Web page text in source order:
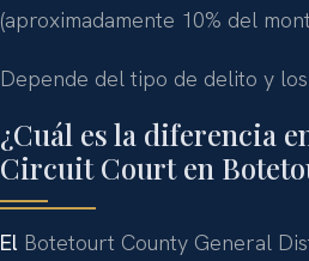
(aproximadamente 10% del
Depende del tipo de delito y
¿Cuál es la diferencia
Circuit Court en
El Botetourt County General